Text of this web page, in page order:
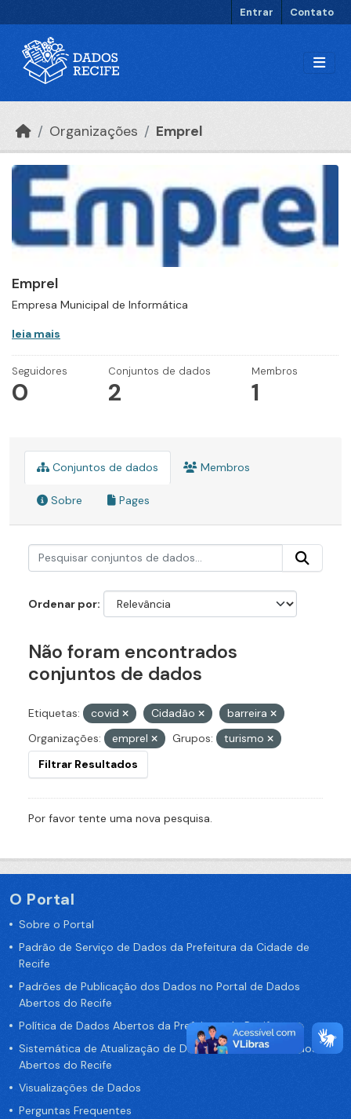
Entrar Contato
Organizações Emprel
Emprel
Empresa Municipal de Informática
leia mais
Seguidores
0
Conjuntos de dados
2
Membros
1
Conjuntos de dados Membros
Sobre Pages
Ordenar por
Não foram encontrados
conjuntos de dados
Etiquetas: covid Cidadão
barreira
Organizações:
emprel Grupos:
turismo
Filtrar Resultados
Por favor tente uma nova pesquisa.
O Portal
Sobre o Portal
Padrão de Serviço de Dados da Prefeitura da Cidade de
Recife
Padrões de Publicação dos Dados no Portal de Dados
Abertos do Recife
Política de Dados Abertos da Prefeitura do Recife
Sistemática de Atualização de Dados do Portal de Dados
Abertos do Recife
Visualizações de Dados
Perguntas Frequentes